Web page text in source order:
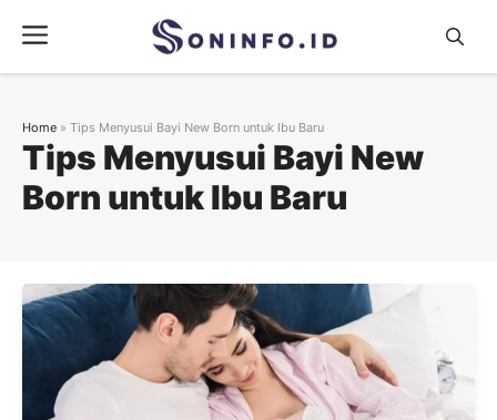
content
Menu
Tips Menyusui Bayi New
Born untuk Ibu Baru
Home » Tips Menyusui Bayi New Born untuk Ibu Baru